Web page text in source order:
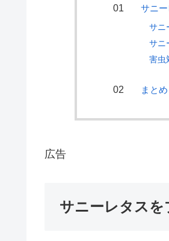
サニ
サニ
サニ
害虫
まとめ
広告
サニーレタスを